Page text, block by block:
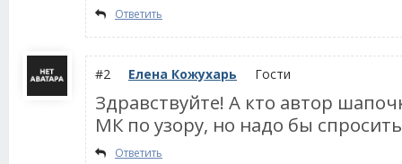
Ответить
#2 Елена Кожухарь Гости
Здравствуйте! А кто автор
МК по узору, но надо бы
Ответить